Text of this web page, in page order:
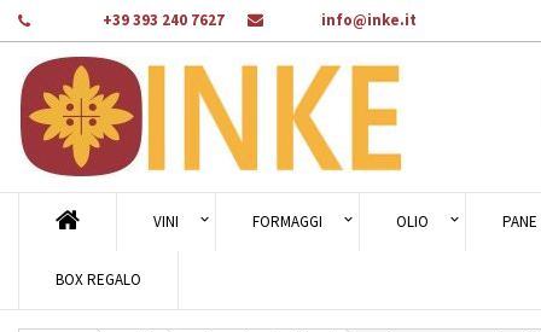
+39 393 240 7627 info@inke.it
VINI FORMAGGI OLIO PANE
BOX REGALO